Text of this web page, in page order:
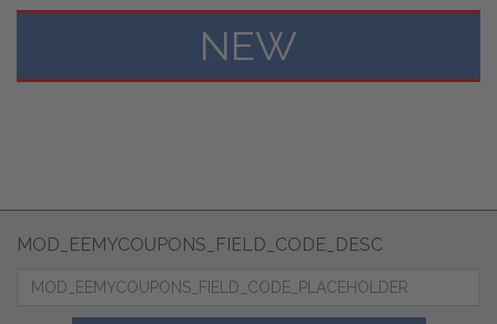
NEW
MOD_EEMYCOUPONS_FIELD_CODE_DESC